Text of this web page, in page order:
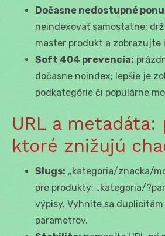
Dočasne nedostupné
neindexovať samostatne;
master produkt a zobrazujte
Soft 404 prevencia:
dočasne noindex; lepšie je
podkategórie či populárne
URL a metadáta:
ktoré znižujú
Slugs: „kategoria/znacka/
pre produkty; „kategoria/
výpisy. Vyhnite sa
parametrov.